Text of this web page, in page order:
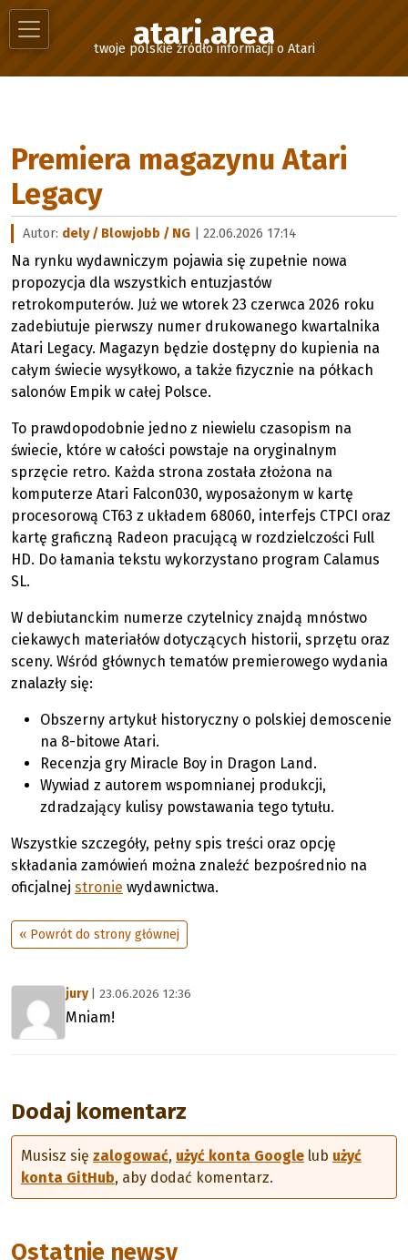
atari.area
twoje polskie źródło informacji o Atari
Premiera magazynu Atari
Legacy
Autor: dely / Blowjobb / NG | 22.06.2026 17:14
Na rynku wydawniczym pojawia się zupełnie nowa
propozycja dla wszystkich entuzjastów
retrokomputerów. Już we wtorek 23 czerwca 2026 roku
zadebiutuje pierwszy numer drukowanego kwartalnika
Atari Legacy. Magazyn będzie dostępny do kupienia na
całym świecie wysyłkowo, a także fizycznie na półkach
salonów Empik w całej Polsce.
To prawdopodobnie jedno z niewielu czasopism na
świecie, które w całości powstaje na oryginalnym
sprzęcie retro. Każda strona została złożona na
komputerze Atari Falcon030, wyposażonym w kartę
procesorową CT63 z układem 68060, interfejs CTPCI oraz
kartę graficzną Radeon pracującą w rozdzielczości Full
HD. Do łamania tekstu wykorzystano program Calamus
SL.
W debiutanckim numerze czytelnicy znajdą mnóstwo
ciekawych materiałów dotyczących historii, sprzętu oraz
sceny. Wśród głównych tematów premierowego wydania
znalazły się:
Obszerny artykuł historyczny o polskiej demoscenie
na 8-bitowe Atari.
Recenzja gry Miracle Boy in Dragon Land.
Wywiad z autorem wspomnianej produkcji,
zdradzający kulisy powstawania tego tytułu.
Wszystkie szczegóły, pełny spis treści oraz opcję
składania zamówień można znaleźć bezpośrednio na
oficjalnej stronie wydawnictwa.
« Powrót do strony głównej
jury | 23.06.2026 12:36
Mniam!
Dodaj komentarz
Musisz się zalogować, użyć konta Google lub użyć
konta GitHub, aby dodać komentarz.
Ostatnie newsy